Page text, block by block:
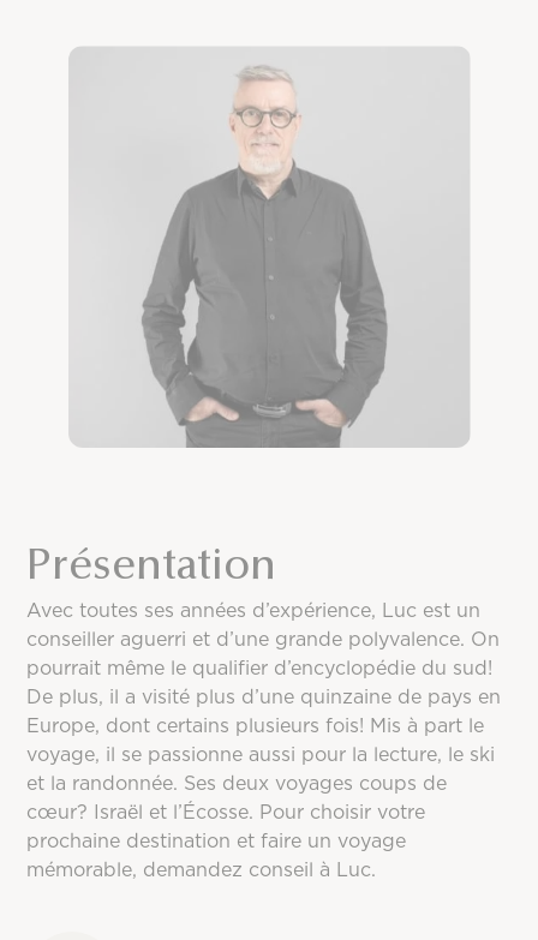
Présentation
Avec toutes ses années d’expérience, Luc est un
conseiller aguerri et d’une grande polyvalence. On
pourrait même le qualifier d’encyclopédie du sud!
De plus, il a visité plus d’une quinzaine de pays en
Europe, dont certains plusieurs fois! Mis à part le
voyage, il se passionne aussi pour la lecture, le ski
et la randonnée. Ses deux voyages coups de
cœur? Israël et l’Écosse. Pour choisir votre
prochaine destination et faire un voyage
mémorable, demandez conseil à Luc.